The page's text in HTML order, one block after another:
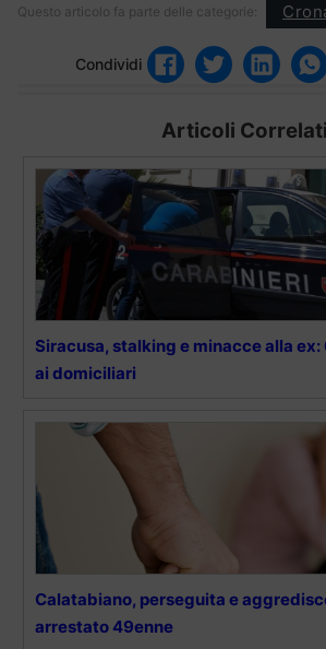
Questo articolo fa parte delle categorie:
Condividi
Articoli Correlati
Siracusa, stalking e minacce alla
ai domiciliari
Calatabiano, perseguita e
arrestato 49enne